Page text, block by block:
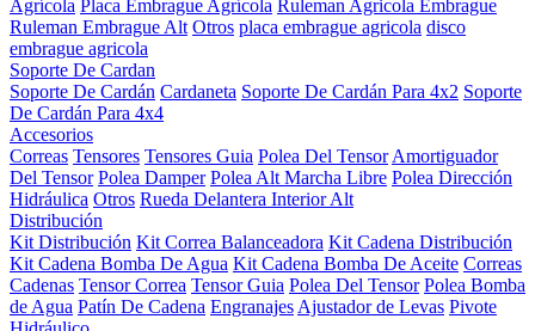
Agrícola Placa Embrague Agrícola Ruleman Agricola Embrague
Ruleman Embrague Alt Otros placa embrague agricola disco
embrague agricola
Soporte De Cardan
Soporte De Cardán Cardaneta Soporte De Cardán Para 4x2 Soporte
De Cardán Para 4x4
Accesorios
Correas Tensores Tensores Guia Polea Del Tensor Amortiguador
Del Tensor Polea Damper Polea Alt Marcha Libre Polea Dirección
Hidráulica Otros Rueda Delantera Interior Alt
Distribución
Kit Distribución Kit Correa Balanceadora Kit Cadena Distribución
Kit Cadena Bomba De Agua Kit Cadena Bomba De Aceite Correas
Cadenas Tensor Correa Tensor Guia Polea Del Tensor Polea Bomba
de Agua Patín De Cadena Engranajes Ajustador de Levas Pivote